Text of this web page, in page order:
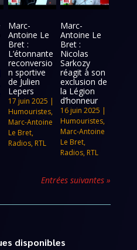
Marc-
Antoine Le
Bret :
L’étonnante
reconversio
n sportive
de Julien
Lepers
17 juin 2025 |
Humouristes,
Marc-Antoine
Le Bret,
Radios, RTL
Marc-
Antoine Le
Bret :
Nicolas
Sarkozy
réagit à son
exclusion de
la Légion
d’honneur
16 juin 2025 |
Humouristes,
Marc-Antoine
Le Bret,
Radios, RTL
Entrées suivantes »
disponibles